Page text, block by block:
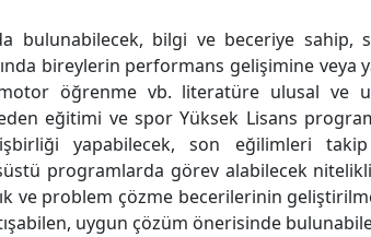
bulunabilecek, bilgi ve beceriye sahip,
bireylerin performans gelişimine veya
öğrenme vb. literatüre ulusal ve
eğitimi ve spor Yüksek Lisans
yapabilecek, son eğilimleri
programlarda görev alabilecek
ve problem çözme becerilerinin
uygun çözüm önerisinde